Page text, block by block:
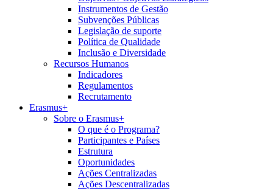
Instrumentos de Gestão
Subvenções Públicas
Legislação de suporte
Política de Qualidade
Inclusão e Diversidade
Recursos Humanos
Indicadores
Regulamentos
Recrutamento
Erasmus+
Sobre o Erasmus+
O que é o Programa?
Participantes e Países
Estrutura
Oportunidades
Ações Centralizadas
Ações Descentralizadas